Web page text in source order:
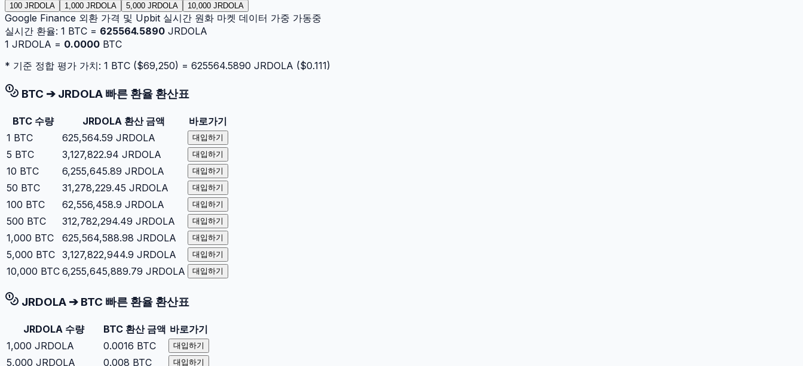
100 JRDOLA 1,000 JRDOLA 5,000 JRDOLA 10,000 JRDOLA
Google Finance 외환 가격 및 Upbit 실시간 원화 마켓 데이터 가중 가동중
실시간 환율: 1 BTC = 625564.5890 JRDOLA
1 JRDOLA = 0.0000 BTC
* 기준 정합 평가 가치: 1 BTC ($69,250) = 625564.5890 JRDOLA ($0.111)
BTC ➔ JRDOLA 빠른 환율 환산표
BTC 수량 JRDOLA 환산 금액
바로가기
1 BTC 625,564.59 JRDOLA 대입하기
5 BTC 3,127,822.94 JRDOLA 대입하기
10 BTC 6,255,645.89 JRDOLA 대입하기
50 BTC 31,278,229.45 JRDOLA 대입하기
100 BTC 62,556,458.9 JRDOLA 대입하기
500 BTC 312,782,294.49 JRDOLA 대입하기
1,000 BTC 625,564,588.98 JRDOLA 대입하기
5,000 BTC 3,127,822,944.9 JRDOLA 대입하기
10,000 BTC 6,255,645,889.79 JRDOLA 대입하기
JRDOLA ➔ BTC 빠른 환율 환산표
JRDOLA 수량 BTC 환산 금액 바로가기
1,000 JRDOLA 0.0016 BTC 대입하기
5,000 JRDOLA 0.008 BTC 대입하기